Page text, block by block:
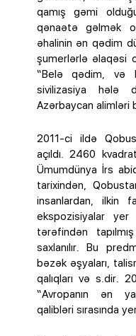
qamış gəmi
qənaətə gəlmək
əhalinin ən qədim
şumerlərlə əlaqəsi
“Belə qədim, və
sivilizasiya hələ
Azərbaycan alimləri
2011-ci ildə
açıldı. 2460
Ümumdünya İrs
tarixindən,
insanlardan, ilkin
ekspozisiyalar yer
tərəfindən
saxlanılır. Bu
bəzək əşyaları,
qalıqları və s.dir.
“Avropanın ən
qalibləri sırasında